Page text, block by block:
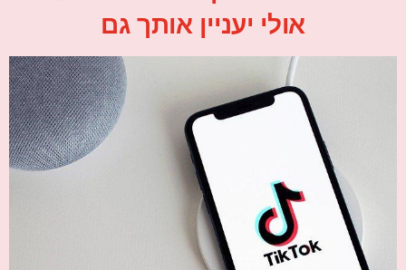
אולי יעניין אותך גם